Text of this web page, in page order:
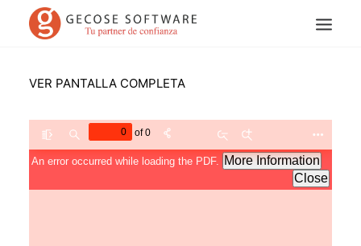
VER PANTALLA COMPLETA